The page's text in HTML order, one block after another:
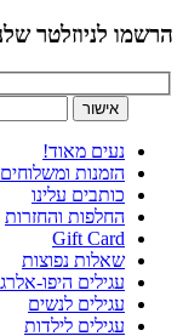
הרשמו לניוזלטר
נעים מאוד!
הזמנות ומשלוחים
כותבים עלינו
החלפות והחזרות
Gift Card
שאלות נפוצות
עגילים היפו-
עגילים לנשים
עגילים לילדות